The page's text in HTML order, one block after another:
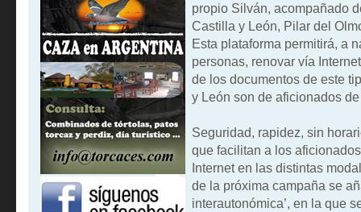
propio Silván, acompañado
Castilla y León, Pilar del
Esta plataforma permitirá, a
personas, renovar vía
de los documentos de este
y León son de aficionados
Seguridad, rapidez, sin
que facilitan a los
Internet en las distintas
de la próxima campaña se
interautonómica’, en la que